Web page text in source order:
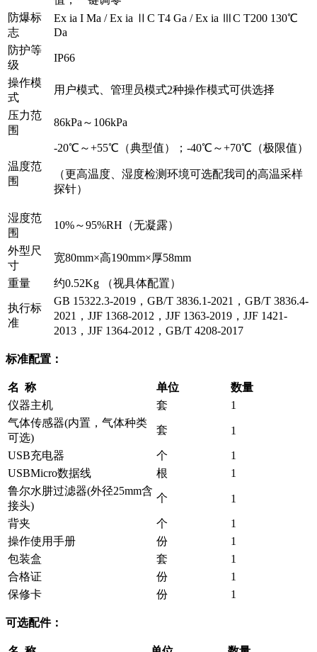
防爆标
志
Ex ia I Ma / Ex ia ⅡC T4 Ga / Ex ia ⅢC T200 130℃
Da
防护等
级
IP66
操作模
式
用户模式、管理员模式2种操作模式可供选择
压力范
围
86kPa～106kPa
温度范
围
-20℃～+55℃（典型值）；-40℃～+70℃（极限值）
（更高温度、湿度检测环境可选配我司的高温采样
探针）
湿度范
围
10%～95%RH（无凝露）
外型尺
寸
宽80mm×高190mm×厚58mm
重量 约0.52Kg （视具体配置）
执行标
准
GB 15322.3-2019，GB/T 3836.1-2021，GB/T 3836.4-
2021，JJF 1368-2012，JJF 1363-2019，JJF 1421-
2013，JJF 1364-2012，GB/T 4208-2017
标准配置：
名 称 单位
数量
仪器主机
套
1
气体传感器(内置，气体种类
可选)
套 1
USB充电器 个
1
USBMicro数据线
根
1
鲁尔水肼过滤器(外径25mm含
接头)
个 1
背夹 个
1
操作使用手册
份
1
包装盒
套
1
合格证
份
1
保修卡
份 1
可选配件：